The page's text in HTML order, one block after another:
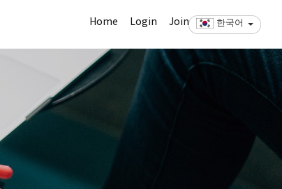
한국어
Home Login Join